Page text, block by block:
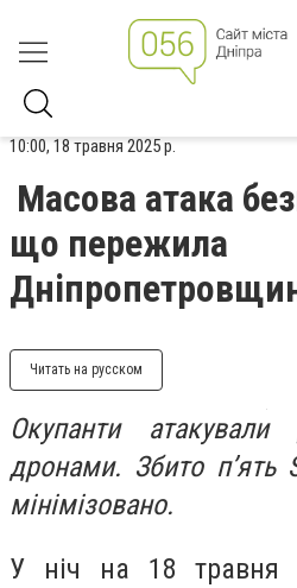
10:00, 18 травня 2025 р.
Масова атака
що пережила
Читать на русском
Окупанти атакували
дронами. Збито п’ять
мінімізовано.
У ніч на 18 травня